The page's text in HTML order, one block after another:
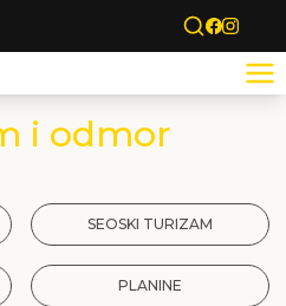
i odmor
SEOSKI TURIZAM
PLANINE